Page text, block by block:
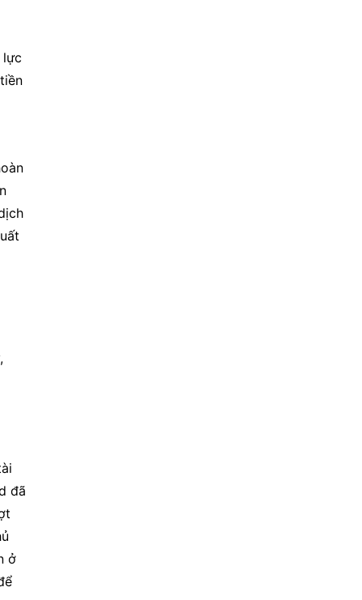
lực
đã
ở